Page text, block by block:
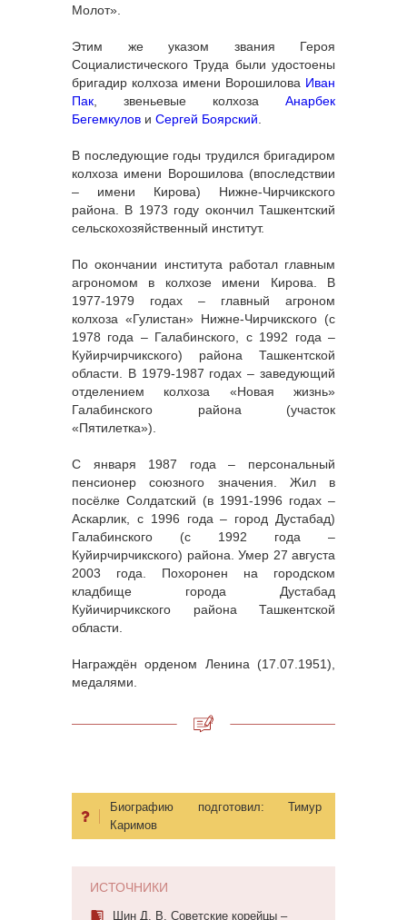
Молот».
Этим же указом звания Героя
Социалистического Труда были удостоены
бригадир колхоза имени Ворошилова Иван
Пак , звеньевые колхоза Анарбек
Бегемкулов и Сергей Боярский
В последующие годы трудился бригадиром
колхоза имени Ворошилова (впоследствии
– имени Кирова) Нижне-Чирчикского
района. В 1973 году окончил Ташкентский
сельскохозяйственный институт.
По окончании института работал главным
агрономом в колхозе имени Кирова. В
1977-1979 годах – главный агроном
колхоза «Гулистан» Нижне-Чирчикского (с
1978 года – Галабинского, с 1992 года –
Куйирчирчикского) района Ташкентской
области. В 1979-1987 годах – заведующий
отделением колхоза «Новая жизнь»
Галабинского района (участок
«Пятилетка»).
С января 1987 года – персональный
пенсионер союзного значения. Жил в
посёлке Солдатский (в 1991-1996 годах –
Аскарлик, с 1996 года – город Дустабад)
Галабинского (с 1992 года –
Куйирчирчикского) района. Умер 27 августа
2003 года. Похоронен на городском
кладбище города Дустабад
Куйичирчикского района Ташкентской
области.
Награждён орденом Ленина (17.07.1951),
медалями.
Биографию подготовил: Тимур
Каримов
ИСТОЧНИКИ
Шин Д. В. Советские корейцы –